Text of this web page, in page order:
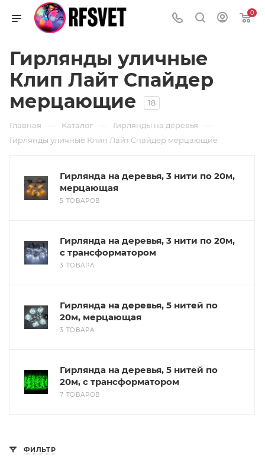
0
Гирлянды уличные
Клип Лайт Спайдер
мерцающие
18
Главная — Каталог — Гирлянды на деревья —
Гирлянды уличные Клип Лайт Спайдер мерцающие
Гирлянда на деревья, 3 нити по 20м,
мерцающая
5 ТОВАРОВ
Гирлянда на деревья, 3 нити по 20м,
с трансформатором
3 ТОВАРА
Гирлянда на деревья, 5 нитей по
20м, мерцающая
3 ТОВАРА
Гирлянда на деревья, 5 нитей по
20м, с трансформатором
7 ТОВАРОВ
ФИЛЬТР